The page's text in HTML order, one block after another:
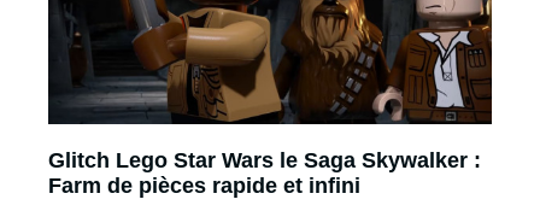
Glitch Lego Star Wars le Saga Skywalker :
Farm de pièces rapide et infini